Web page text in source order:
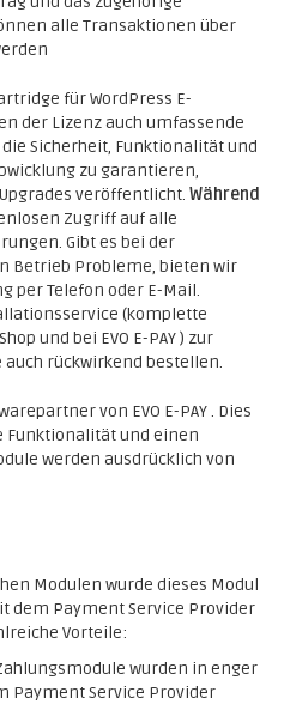
alle Transaktionen über
für WordPress E-
der Lizenz auch umfassende
Sicherheit, Funktionalität und
zu garantieren,
veröffentlicht. Während
Zugriff auf alle
Gibt es bei der
Betrieb Probleme, bieten wir
per Telefon oder E-Mail.
(komplette
und bei EVO E-PAY ) zur
auch rückwirkend bestellen.
von EVO E-PAY . Dies
und einen
werden ausdrücklich von
Modulen wurde dieses Modul
dem Payment Service Provider
Vorteile:
wurden in enger
Payment Service Provider